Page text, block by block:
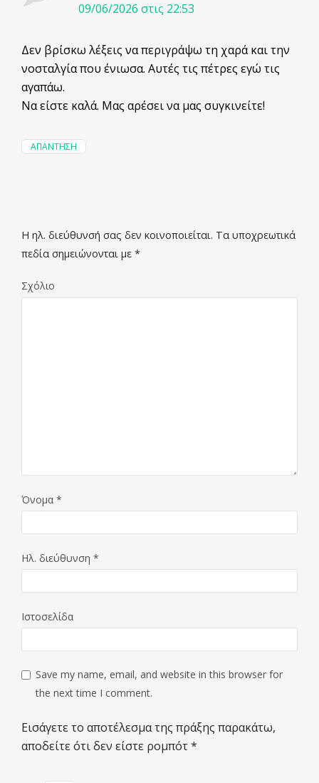
09/06/2026 στις 22:53
Δεν βρίσκω λέξεις να περιγράψω τη χαρά και την
νοσταλγία που ένιωσα. Αυτές τις πέτρες εγώ τις
αγαπάω.
Να είστε καλά. Μας αρέσει να μας συγκινείτε!
ΑΠΆΝΤΗΣΗ
Η ηλ. διεύθυνσή σας δεν κοινοποιείται. Τα υποχρεωτικά
πεδία σημειώνονται με *
Σχόλιο
Όνομα *
Ηλ. διεύθυνση *
Ιστοσελίδα
Save my name, email, and website in this browser for
the next time I comment.
Εισάγετε το αποτέλεσμα της πράξης παρακάτω,
αποδείτε ότι δεν είστε ρομπότ*